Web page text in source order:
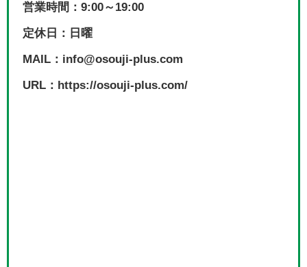
営業時間：9:00～19:00
定休日：日曜
MAIL：info@osouji-plus.com
URL：https://osouji-plus.com/